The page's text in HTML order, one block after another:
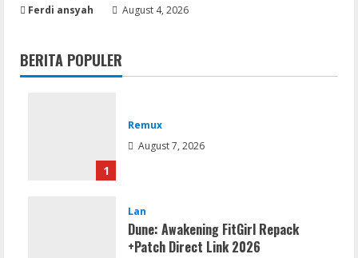
Ferdi ansyah August 4, 2026
BERITA POPULER
1
Remux
August 7, 2026
Lan
Dune: Awakening FitGirl Repack
+Patch Direct Link 2026